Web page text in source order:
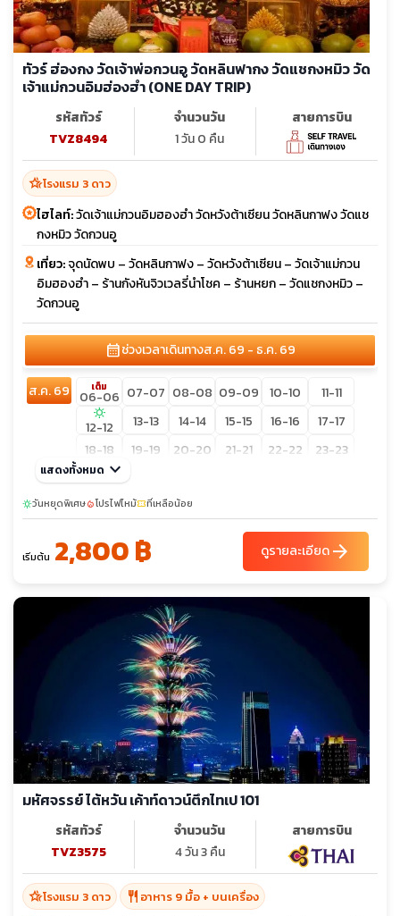
ก.ค. 70
23-01
ส.ค. 70
06-15
ก.ย. 70
17-26
ต.ค. 70
ทัวร์ ฮ่องกง วัดเจ้าพ่อกวนอู วัดหลินฟากง วัดแชกงหมิว วัด
เจ้าแม่กวนอิมฮ่องฮำ (ONE DAY TRIP)
รหัสทัวร์
TVZ8494
จำนวนวัน
1 วัน 0 คืน
สายการบิน
hotel_classโรงแรม 3 ดาว
ไฮไลท์:วัดเจ้าแม่กวนอิมฮองฮำ วัดหวังต้าเซียน วัดหลินกาฟง วัดแช
กงหมิว วัดกวนอู
เที่ยว:จุดนัดพบ – วัดหลินกาฟง – วัดหวังต้าเซียน – วัดเจ้าแม่กวน
อิมฮองฮำ – ร้านกังหันจิวเวลรี่นำโชค – ร้านหยก – วัดแชกงหมิว –
วัดกวนอู
calendar_monthช่วงเวลาเดินทางส.ค. 69 - ธ.ค. 69
ส.ค. 69 เต็ม
06-06 07-07 08-08 09-09 10-10 11-11
sunny
12-12 13-13 14-14 15-15 16-16
17-17
18-18
19-19 20-20 21-21 22-22
23-23
24-24
30-30
31-31
ก.ย. 69
01-01 02-02 05-05 06-06
10-10 11-11
12-12
13-13
14-14 15-15 16-16 17-17
18-18
20-20 21-21
26-26 27-27
02-02 03-03 04-04 05-05
08-08 09-09 10-10 11-11
sunny
13-13 14-14 15-15 16-16 17-17
18-18
19-19
20-20 21-21 22-22 sunny
23-23
เต็ม
24-24
25-25
26-26 27-27 28-28
31-31
พ.ย. 69
01-01 02-02 03-03 04-04 05-05 06-06
07-07 08-08 09-09 10-10
แสดงทั้งหมด keyboard_arrow_down
sunnyวันหยุดพิเศษlocal_fire_departmentโปรไฟไหม้confirmation_numberที่เหลือน้อย
เริ่มต้น 2,800 ฿ ดูรายละเอียดarrow_forward
มหัศจรรย์ ไต้หวัน เค้าท์ดาวน์ตึกไทเป 101
รหัสทัวร์
TVZ3575
จำนวนวัน
4 วัน 3 คืน
สายการบิน
hotel_classโรงแรม 3 ดาว restaurant อาหาร 9 มื้อ + บนเครื่อง